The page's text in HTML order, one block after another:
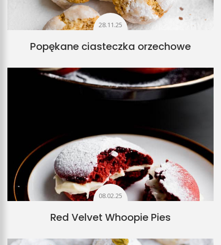
28.11.25
Popękane ciasteczka orzechowe
08.02.25
Red Velvet Whoopie Pies